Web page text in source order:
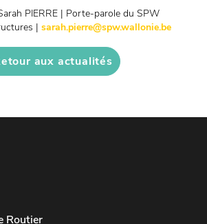
PIERRE | Porte-parole du SPW
| sarah.pierre@spw.wallonie.be
aux actualités
Routier